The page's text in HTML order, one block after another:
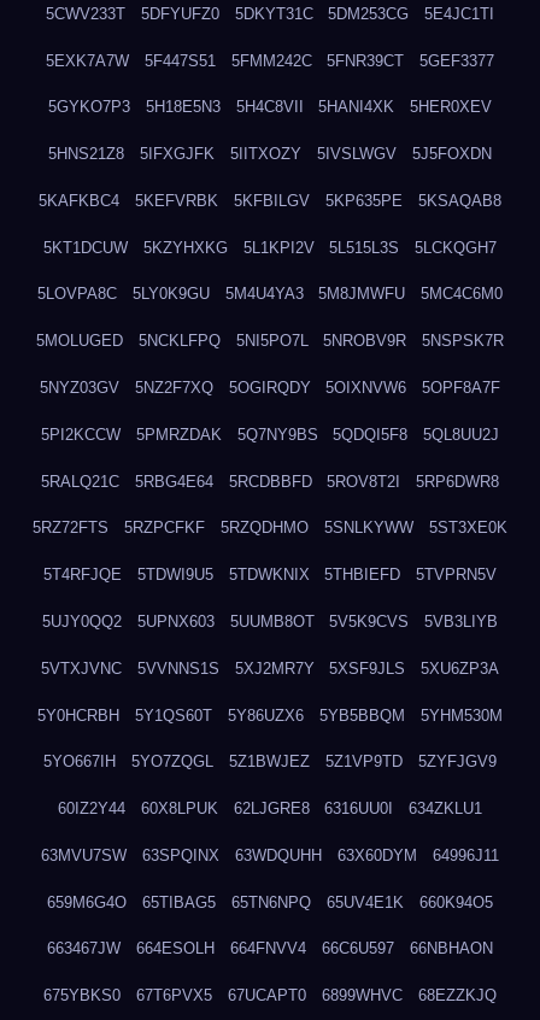
5CWV233T 5DFYUFZ0 5DKYT31C 5DM253CG 5E4JC1TI
5EXK7A7W 5F447S51 5FMM242C 5FNR39CT 5GEF3377
5GYKO7P3 5H18E5N3 5H4C8VII 5HANI4XK 5HER0XEV
5HNS21Z8 5IFXGJFK 5IITXOZY 5IVSLWGV 5J5FOXDN
5KAFKBC4 5KEFVRBK 5KFBILGV 5KP635PE 5KSAQAB8
5KT1DCUW 5KZYHXKG 5L1KPI2V 5L515L3S 5LCKQGH7
5LOVPA8C 5LY0K9GU 5M4U4YA3 5M8JMWFU 5MC4C6M0
5MOLUGED 5NCKLFPQ 5NI5PO7L 5NROBV9R 5NSPSK7R
5NYZ03GV 5NZ2F7XQ 5OGIRQDY 5OIXNVW6 5OPF8A7F
5PI2KCCW 5PMRZDAK 5Q7NY9BS 5QDQI5F8 5QL8UU2J
5RALQ21C 5RBG4E64 5RCDBBFD 5ROV8T2I 5RP6DWR8
5RZ72FTS 5RZPCFKF 5RZQDHMO 5SNLKYWW 5ST3XE0K
5T4RFJQE 5TDWI9U5 5TDWKNIX 5THBIEFD 5TVPRN5V
5UJY0QQ2 5UPNX603 5UUMB8OT 5V5K9CVS 5VB3LIYB
5VTXJVNC 5VVNNS1S 5XJ2MR7Y 5XSF9JLS 5XU6ZP3A
5Y0HCRBH 5Y1QS60T 5Y86UZX6 5YB5BBQM 5YHM530M
5YO667IH 5YO7ZQGL 5Z1BWJEZ 5Z1VP9TD 5ZYFJGV9
60IZ2Y44 60X8LPUK 62LJGRE8 6316UU0I 634ZKLU1
63MVU7SW 63SPQINX 63WDQUHH 63X60DYM 64996J11
659M6G4O 65TIBAG5 65TN6NPQ 65UV4E1K 660K94O5
663467JW 664ESOLH 664FNVV4 66C6U597 66NBHAON
675YBKS0 67T6PVX5 67UCAPT0 6899WHVC 68EZZKJQ